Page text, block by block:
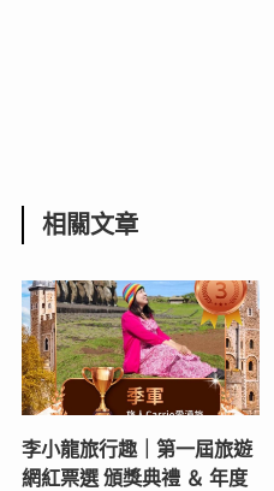
相關文章
李小龍旅行趣｜第一屆旅遊
網紅票選 頒獎典禮 ＆ 年度